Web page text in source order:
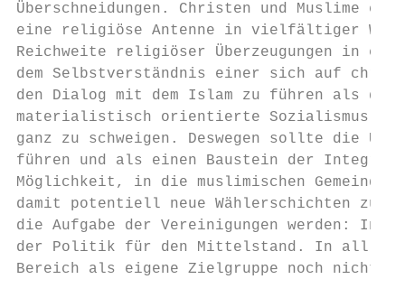
Überschneidungen. Christen und Muslime
eine religiöse Antenne in vielfältiger
Reichweite religiöser Überzeugungen in
dem Selbstverständnis einer sich auf
den Dialog mit dem Islam zu führen als
materialistisch orientierte Sozialismus –
ganz zu schweigen. Deswegen sollte die
führen und als einen Baustein der
Möglichkeit, in die muslimischen
damit potentiell neue Wählerschichten zu
die Aufgabe der Vereinigungen werden:
der Politik für den Mittelstand. In all
Bereich als eigene Zielgruppe noch nicht